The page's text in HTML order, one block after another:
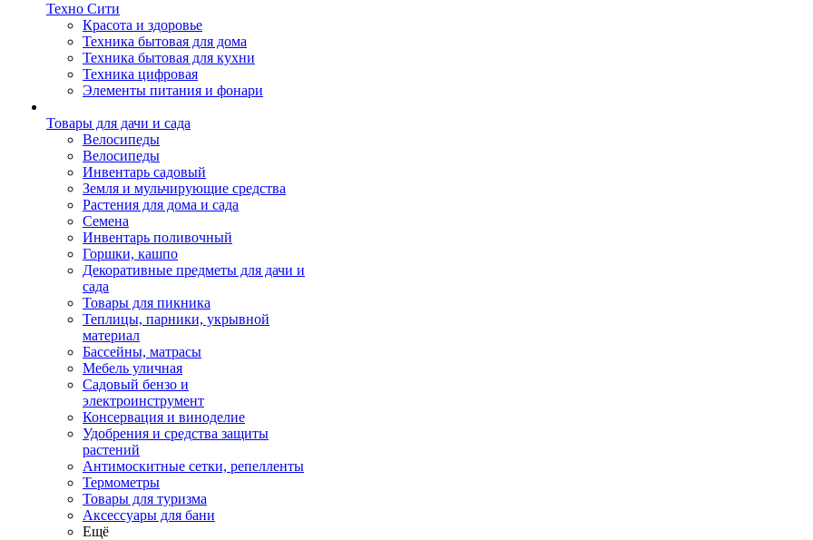
Техно Сити
Красота и здоровье
Техника бытовая для дома
Техника бытовая для кухни
Техника цифровая
Элементы питания и фонари
Товары для дачи и сада
Велосипеды
Велосипеды
Инвентарь садовый
Земля и мульчирующие средства
Растения для дома и сада
Семена
Инвентарь поливочный
Горшки, кашпо
Декоративные предметы для дачи и
сада
Товары для пикника
Теплицы, парники, укрывной
материал
Бассейны, матрасы
Мебель уличная
Садовый бензо и
электроинструмент
Консервация и виноделие
Удобрения и средства защиты
растений
Антимоскитные сетки, репелленты
Термометры
Товары для туризма
Аксессуары для бани
Ещё